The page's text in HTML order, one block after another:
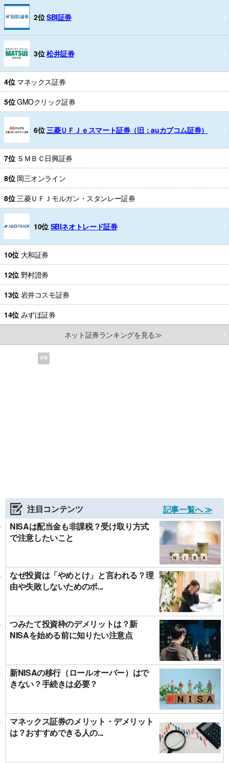
2位SBI証券
3位松井証券
4位 マネックス証券
5位GMOクリック証券
6位 三菱ＵＦＪｅスマート証券（旧：auカブコム証券）
7位 ＳＭＢＣ日興証券
8位 岡三オンライン
8位 三菱ＵＦＪモルガン・スタンレー証券
10位 SBIネオトレード証券
10位 大和証券
12位 野村證券
13位 岩井コスモ証券
14位 みずほ証券
ネット証券ランキングを見る≫
PR
注目コンテンツ
記事一覧へ ≫
NISAは配当金も非課税？受け取り方式
で注意したいこと
なぜ投資は「やめとけ」と言われる？理
由や失敗しないためのポ...
つみたて投資枠のデメリットは？新
NISAを始める前に知りたい注意点
新NISAの移行（ロールオーバー）はで
きない？手続きは必要？
マネックス証券のメリット・デメリット
は？おすすめできる人の...